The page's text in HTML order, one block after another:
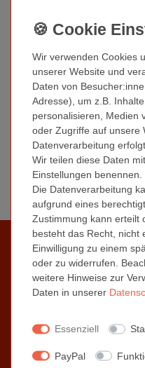
* zzgl.
ab 2,00
* zzgl.
Kontaktformular
Wir verwenden Cookies
unserer Website und
Daten von
Adresse), um z.B.
personalisieren, Medien
oder Zugriffe auf unsere
Datenverarbeitung
Wir teilen diese Daten
Einstellungen benennen.
Die Datenverarbeitung
aufgrund eines
Zustimmung kann erteilt
besteht das Recht, nicht
Einwilligung zu einem
oder zu widerrufen.
weitere Hinweise zur
Daten in unserer
Essenziell
PayPal